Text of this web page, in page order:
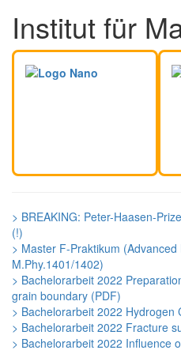
Institut für
> BREAKING: Peter-Haasen-
(!)
> Master F-Praktikum
M.Phy.1401/1402)
> Bachelorarbeit 2022
grain boundary (PDF)
> Bachelorarbeit 2022 Hydrogen
> Bachelorarbeit 2022 Fracture
> Bachelorarbeit 2022 Influence